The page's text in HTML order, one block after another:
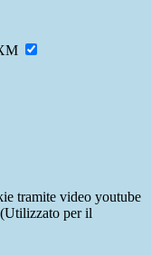
tramite video youtube
per il